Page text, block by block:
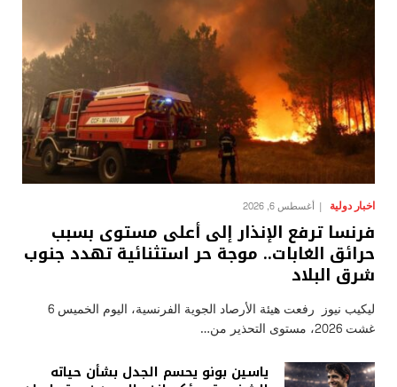
اخبار دولية أغسطس 6, 2026
فرنسا ترفع الإنذار إلى أعلى مستوى بسبب
حرائق الغابات.. موجة حر استثنائية تهدد جنوب
شرق البلاد
ليكيب نيوز رفعت هيئة الأرصاد الجوية الفرنسية، اليوم الخميس 6
غشت 2026، مستوى التحذير من…
ياسين بونو يحسم الجدل بشأن حياته